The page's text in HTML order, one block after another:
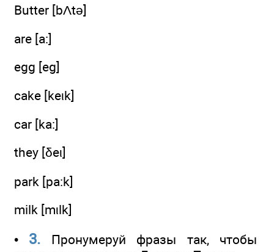
Butter [bΛtə]
are [a:]
egg [eg]
cake [keιk]
car [ka:]
they [δeι]
park [pa:k]
milk [mιlk]
• 3. Пронумеруй фразы так, чтобы